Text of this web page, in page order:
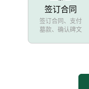
签订合同
签订合同、支付
墓款、确认碑文